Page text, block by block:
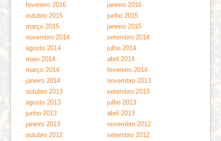
fevereiro 2016
janeiro 2016
outubro 2015
junho 2015
março 2015
janeiro 2015
novembro 2014
setembro 2014
agosto 2014
julho 2014
maio 2014
abril 2014
março 2014
fevereiro 2014
janeiro 2014
novembro 2013
outubro 2013
setembro 2013
agosto 2013
julho 2013
junho 2013
abril 2013
janeiro 2013
novembro 2012
outubro 2012
setembro 2012